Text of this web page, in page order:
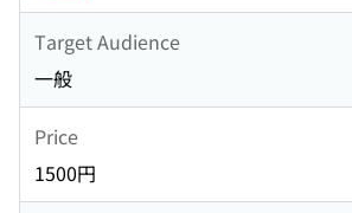
Target Audience
一般
Price
1500円